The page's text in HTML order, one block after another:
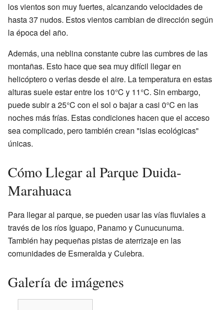
los vientos son muy fuertes, alcanzando velocidades de
hasta 37 nudos. Estos vientos cambian de dirección según
la época del año.
Además, una neblina constante cubre las cumbres de las
montañas. Esto hace que sea muy difícil llegar en
helicóptero o verlas desde el aire. La temperatura en estas
alturas suele estar entre los 10°C y 11°C. Sin embargo,
puede subir a 25°C con el sol o bajar a casi 0°C en las
noches más frías. Estas condiciones hacen que el acceso
sea complicado, pero también crean "islas ecológicas"
únicas.
Cómo Llegar al Parque Duida-
Marahuaca
Para llegar al parque, se pueden usar las vías fluviales a
través de los ríos Iguapo, Panamo y Cunucunuma.
También hay pequeñas pistas de aterrizaje en las
comunidades de Esmeralda y Culebra.
Galería de imágenes